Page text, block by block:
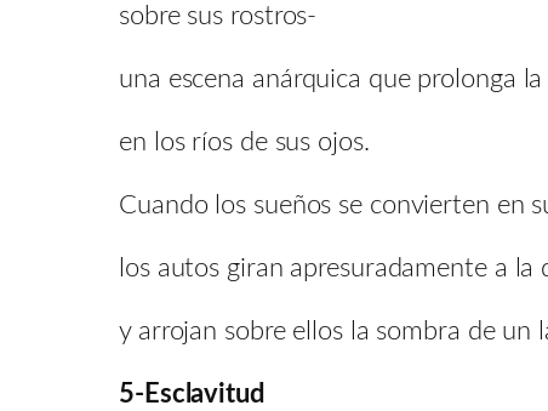
sobre sus rostros-
una escena anárquica que prolonga
en los ríos de sus ojos.
Cuando los sueños se convierten en
los autos giran apresuradamente a la
y arrojan sobre ellos la sombra de un
5-Esclavitud